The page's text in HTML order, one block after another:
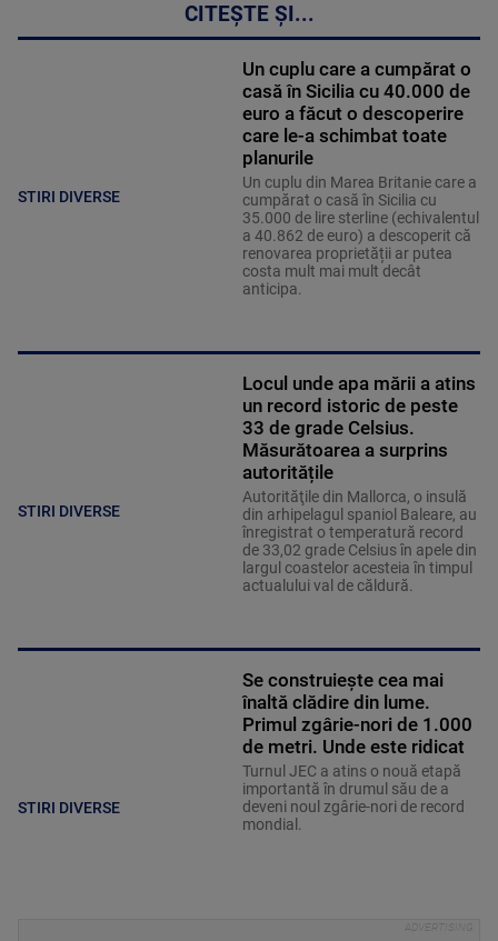
CITEȘTE ȘI...
STIRI DIVERSE
Un cuplu care a cumpărat o
casă în Sicilia cu 40.000 de
euro a făcut o descoperire
care le-a schimbat toate
planurile
Un cuplu din Marea Britanie care a
cumpărat o casă în Sicilia cu
35.000 de lire sterline (echivalentul
a 40.862 de euro) a descoperit că
renovarea proprietății ar putea
costa mult mai mult decât
anticipa.
STIRI DIVERSE
Locul unde apa mării a atins
un record istoric de peste
33 de grade Celsius.
Măsurătoarea a surprins
autoritățile
Autorităţile din Mallorca, o insulă
din arhipelagul spaniol Baleare, au
înregistrat o temperatură record
de 33,02 grade Celsius în apele din
largul coastelor acesteia în timpul
actualului val de căldură.
STIRI DIVERSE
Se construiește cea mai
înaltă clădire din lume.
Primul zgârie-nori de 1.000
de metri. Unde este ridicat
Turnul JEC a atins o nouă etapă
importantă în drumul său de a
deveni noul zgârie-nori de record
mondial.